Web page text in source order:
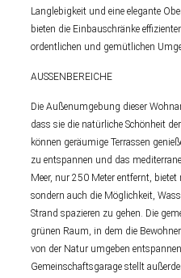
Langlebigkeit und eine elegante
bieten die Einbauschränke
ordentlichen und gemütlichen
AUSSENBEREICHE
Die Außenumgebung dieser
dass sie die natürliche Schönheit
können geräumige Terrassen
zu entspannen und das
Meer, nur 250 Meter entfernt,
sondern auch die Möglichkeit,
Strand spazieren zu gehen. Die
grünen Raum, in dem die
von der Natur umgeben
Gemeinschaftsgarage stellt